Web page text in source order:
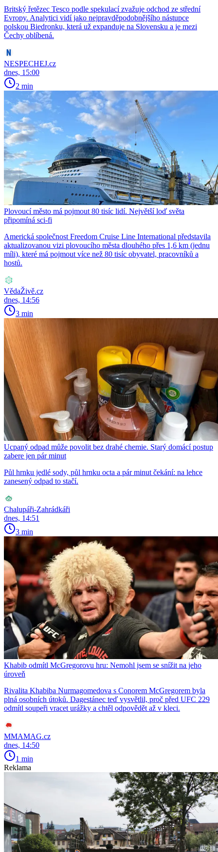
Britský řetězec Tesco podle spekulací zvažuje odchod ze střední
Evropy. Analytici vidí jako nejpravděpodobnějšího nástupce
polskou Biedronku, která už expanduje na Slovensku a je mezi
Čechy oblíbená.
NESPECHEJ.cz
dnes, 15:00
2 min
Plovoucí město má pojmout 80 tisíc lidí. Největší loď světa
připomíná sci-fi
Americká společnost Freedom Cruise Line International představila
aktualizovanou vizi plovoucího města dlouhého přes 1,6 km (jednu
míli), které má pojmout více než 80 tisíc obyvatel, pracovníků a
hostů.
VědaŽivě.cz
dnes, 14:56
3 min
Ucpaný odpad může povolit bez drahé chemie. Starý domácí postup
zabere jen pár minut
Půl hrnku jedlé sody, půl hrnku octa a pár minut čekání: na lehce
zanesený odpad to stačí.
Chalupáři-Zahrádkáři
dnes, 14:51
3 min
Khabib odmítl McGregorovu hru: Nemohl jsem se snížit na jeho
úroveň
Rivalita Khabiba Nurmagomedova s Conorem McGregorem byla
plná osobních útoků. Dagestánec teď vysvětlil, proč před UFC 229
odmítl soupeři vracet urážky a chtěl odpovědět až v kleci.
MMAMAG.cz
dnes, 14:50
1 min
Reklama